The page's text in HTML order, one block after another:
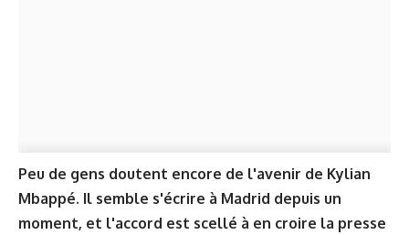
Peu de gens doutent encore de l'avenir de Kylian
Mbappé. Il semble s'écrire à Madrid depuis un
moment, et l'accord est scellé à en croire la presse